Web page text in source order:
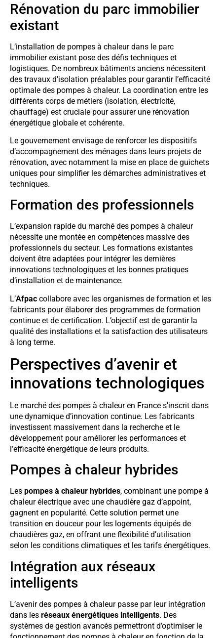
Rénovation du parc immobilier
existant
L’installation de pompes à chaleur dans le parc
immobilier existant pose des défis techniques et
logistiques. De nombreux bâtiments anciens nécessitent
des travaux d’isolation préalables pour garantir l’efficacité
optimale des pompes à chaleur. La coordination entre les
différents corps de métiers (isolation, électricité,
chauffage) est cruciale pour assurer une rénovation
énergétique globale et cohérente.
Le gouvernement envisage de renforcer les dispositifs
d’accompagnement des ménages dans leurs projets de
rénovation, avec notamment la mise en place de guichets
uniques pour simplifier les démarches administratives et
techniques.
Formation des professionnels
L’expansion rapide du marché des pompes à chaleur
nécessite une montée en compétences massive des
professionnels du secteur. Les formations existantes
doivent être adaptées pour intégrer les dernières
innovations technologiques et les bonnes pratiques
d’installation et de maintenance.
L’Afpac collabore avec les organismes de formation et les
fabricants pour élaborer des programmes de formation
continue et de certification. L’objectif est de garantir la
qualité des installations et la satisfaction des utilisateurs
à long terme.
Perspectives d’avenir et
innovations technologiques
Le marché des pompes à chaleur en France s’inscrit dans
une dynamique d’innovation continue. Les fabricants
investissent massivement dans la recherche et le
développement pour améliorer les performances et
l’efficacité énergétique de leurs produits.
Pompes à chaleur hybrides
Les pompes à chaleur hybrides, combinant une pompe à
chaleur électrique avec une chaudière gaz d’appoint,
gagnent en popularité. Cette solution permet une
transition en douceur pour les logements équipés de
chaudières gaz, en offrant une flexibilité d’utilisation
selon les conditions climatiques et les tarifs énergétiques.
Intégration aux réseaux
intelligents
L’avenir des pompes à chaleur passe par leur intégration
dans les réseaux énergétiques intelligents. Des
systèmes de gestion avancés permettront d’optimiser le